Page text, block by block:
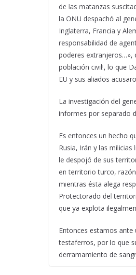
de las matanzas
la ONU despachó al
Inglaterra, Francia y
responsabilidad de
poderes extranjeros…»,
población civil!, lo que
EU y sus aliados
La investigación del
informes por separado
Es entonces un hecho
Rusia, Irán y las
le despojó de sus
en territorio turco,
mientras ésta alega
Protectorado del
que ya explota
Entonces estamos
testaferros, por lo que
derramamiento de